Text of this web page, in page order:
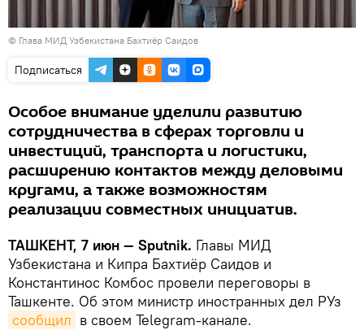
© Глава МИД Узбекистана Бахтиёр Саидов
Подписаться
Особое внимание уделили развитию
сотрудничества в сферах торговли и
инвестиций, транспорта и логистики,
расширению контактов между деловыми
кругами, а также возможностям
реализации совместных инициатив.
ТАШКЕНТ, 7 июн — Sputnik. Главы МИД
Узбекистана и Кипра Бахтиёр Саидов и
Константинос Комбос провели переговоры в
Ташкенте. Об этом министр иностранных дел РУз
сообщил в своем Telegram-канале.